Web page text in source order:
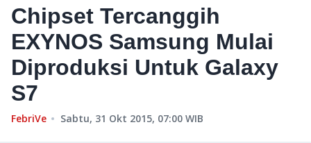
Chipset Tercanggih
EXYNOS Samsung Mulai
Diproduksi Untuk Galaxy
S7
FebriVe Sabtu, 31 Okt 2015, 07:00 WIB